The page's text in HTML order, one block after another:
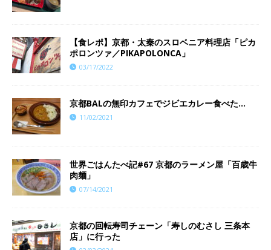
【食レポ】京都・太秦のスロベニア料理店「ピカ
ポロンツァ／PIKAPOLONCA」
03/17/2022
京都BALの無印カフェでジビエカレー食べた…
11/02/2021
世界ごはんたべ記#67 京都のラーメン屋「百歳牛
肉麺」
07/14/2021
京都の回転寿司チェーン「寿しのむさし 三条本
店」に行った